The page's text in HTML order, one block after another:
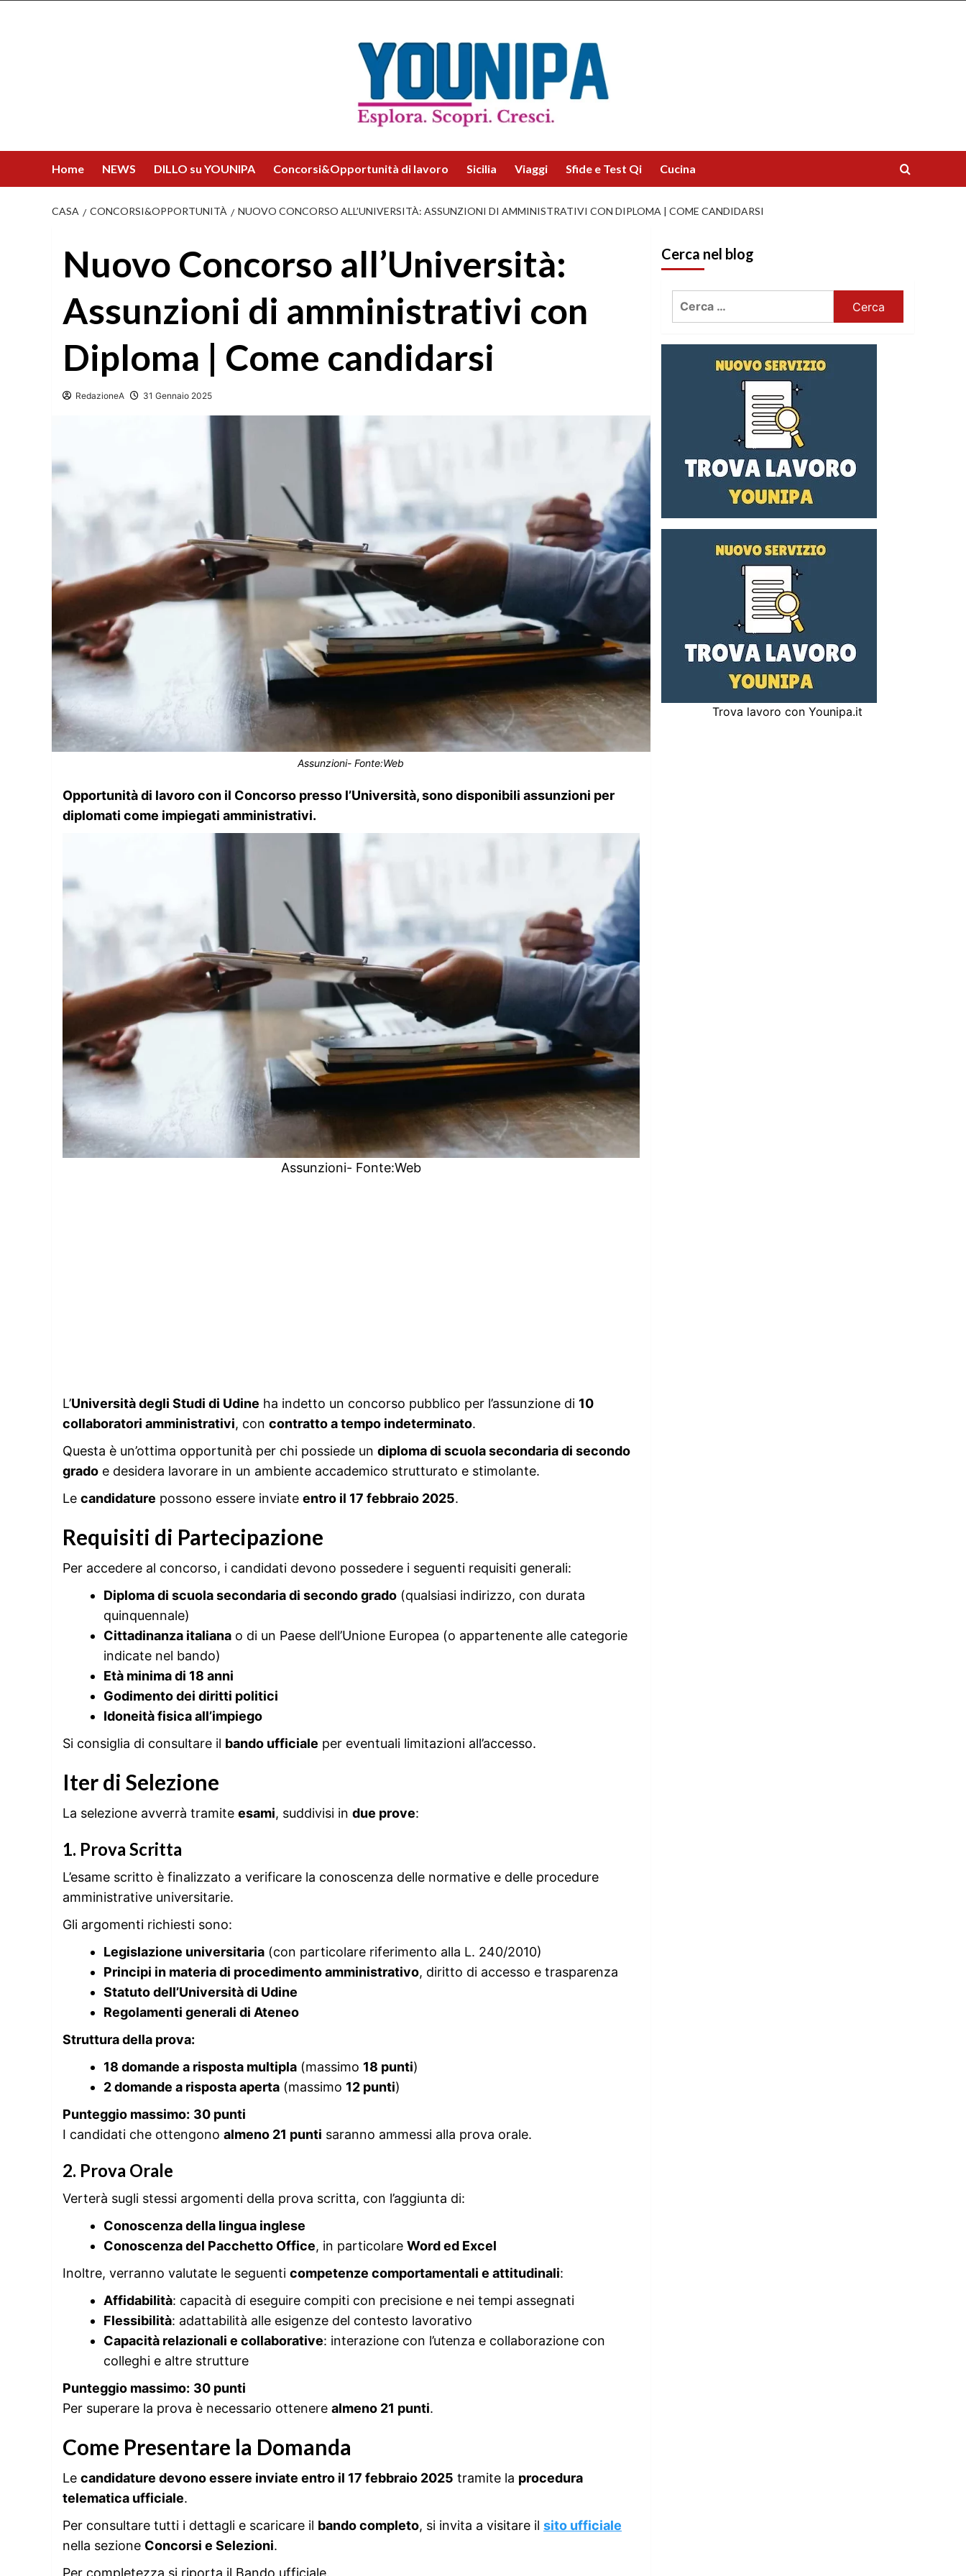
Home NEWS DILLO su YOUNIPA Concorsi&Opportunità di lavoro Sicilia Viaggi Sfide e Test Qi Cucina
CASA CONCORSI&OPPORTUNITÀ NUOVO CONCORSO ALL’UNIVERSITÀ: ASSUNZIONI DI AMMINISTRATIVI CON DIPLOMA | COME CANDIDARSI
Nuovo Concorso all’Università:
Assunzioni di amministrativi con
Diploma | Come candidarsi
RedazioneA 31 Gennaio 2025
Assunzioni- Fonte:Web
Opportunità di lavoro con il Concorso presso l’Università, sono disponibili assunzioni per
diplomati come impiegati amministrativi.
Assunzioni- Fonte:Web
L’Università degli Studi di Udine ha indetto un concorso pubblico per l’assunzione di 10
collaboratori amministrativi, con contratto a tempo indeterminato.
Questa è un’ottima opportunità per chi possiede un diploma di scuola secondaria di secondo
grado e desidera lavorare in un ambiente accademico strutturato e stimolante.
Le candidature possono essere inviate entro il 17 febbraio 2025.
Requisiti di Partecipazione
Per accedere al concorso, i candidati devono possedere i seguenti requisiti generali:
Diploma di scuola secondaria di secondo grado (qualsiasi indirizzo, con durata
quinquennale)
Cittadinanza italiana o di un Paese dell’Unione Europea (o appartenente alle categorie
indicate nel bando)
Età minima di 18 anni
Godimento dei diritti politici
Idoneità fisica all’impiego
Si consiglia di consultare il bando ufficiale per eventuali limitazioni all’accesso.
Iter di Selezione
La selezione avverrà tramite esami, suddivisi in due prove:
1. Prova Scritta
L’esame scritto è finalizzato a verificare la conoscenza delle normative e delle procedure
amministrative universitarie.
Gli argomenti richiesti sono:
Legislazione universitaria (con particolare riferimento alla L. 240/2010)
Principi in materia di procedimento amministrativo, diritto di accesso e trasparenza
Statuto dell’Università di Udine
Regolamenti generali di Ateneo
Struttura della prova:
18 domande a risposta multipla (massimo 18 punti)
2 domande a risposta aperta (massimo 12 punti)
Punteggio massimo: 30 punti
I candidati che ottengono almeno 21 punti saranno ammessi alla prova orale.
2. Prova Orale
Verterà sugli stessi argomenti della prova scritta, con l’aggiunta di:
Conoscenza della lingua inglese
Conoscenza del Pacchetto Office, in particolare Word ed Excel
Inoltre, verranno valutate le seguenti competenze comportamentali e attitudinali:
Affidabilità: capacità di eseguire compiti con precisione e nei tempi assegnati
Flessibilità: adattabilità alle esigenze del contesto lavorativo
Capacità relazionali e collaborative: interazione con l’utenza e collaborazione con
colleghi e altre strutture
Punteggio massimo: 30 punti
Per superare la prova è necessario ottenere almeno 21 punti.
Come Presentare la Domanda
Le candidature devono essere inviate entro il 17 febbraio 2025 tramite la procedura
telematica ufficiale.
Per consultare tutti i dettagli e scaricare il bando completo, si invita a visitare il sito ufficiale
nella sezione Concorsi e Selezioni.
Per completezza si riporta il Bando ufficiale.
Cerca nel blog
Ricerca
Trova lavoro con Younipa.it